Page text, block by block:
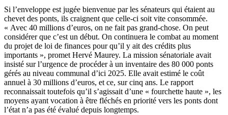
Si l’enveloppe est jugée bienvenue par les sénateurs qui étaient au
chevet des ponts, ils craignent que celle-ci soit vite consommée.
« Avec 40 millions d’euros, on ne fait pas grand-chose. On peut
considérer que c’est un début. On continuera le combat au moment
du projet de loi de finances pour qu’il y ait des crédits plus
importants », promet Hervé Maurey. La mission sénatoriale avait
insisté sur l’urgence de procéder à un inventaire des 80 000 ponts
gérés au niveau communal d’ici 2025. Elle avait estimé le coût
annuel à 30 millions d’euros, et ce, sur cinq ans. Le rapport
reconnaissait toutefois qu’il s’agissait d’une « fourchette haute », les
moyens ayant vocation à être fléchés en priorité vers les ponts dont
l’état n’a pas été évalué depuis longtemps.